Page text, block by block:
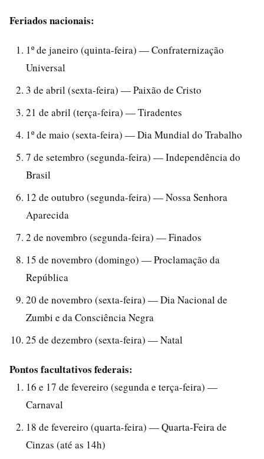
Feriados nacionais:
1º de janeiro (quinta-feira) — Confraternização
Universal
3 de abril (sexta-feira) — Paixão de Cristo
21 de abril (terça-feira) — Tiradentes
1º de maio (sexta-feira) — Dia Mundial do Trabalho
7 de setembro (segunda-feira) — Independência do
Brasil
12 de outubro (segunda-feira) — Nossa Senhora
Aparecida
2 de novembro (segunda-feira) — Finados
15 de novembro (domingo) — Proclamação da
República
20 de novembro (sexta-feira) — Dia Nacional de
Zumbi e da Consciência Negra
25 de dezembro (sexta-feira) — Natal
Pontos facultativos federais:
16 e 17 de fevereiro (segunda e terça-feira) —
Carnaval
18 de fevereiro (quarta-feira) — Quarta-Feira de
Cinzas (até as 14h)